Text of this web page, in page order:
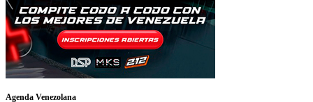
Agenda Venezolana